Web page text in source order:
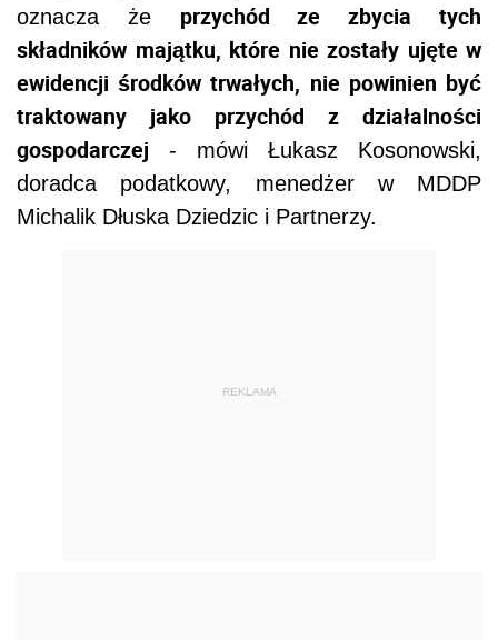
oznacza że przychód ze zbycia tych
składników majątku, które nie zostały ujęte w
ewidencji środków trwałych, nie powinien być
traktowany jako przychód z działalności
gospodarczej - mówi Łukasz Kosonowski,
doradca podatkowy, menedżer w MDDP
Michalik Dłuska Dziedzic i Partnerzy.
REKLAMA